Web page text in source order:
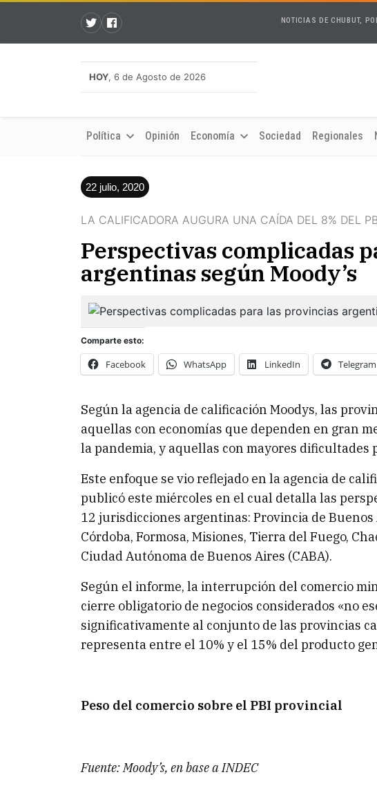
NOTICIAS DE CHUBUT,
HOY, 6 de Agosto de 2026
Política Opinión Economía Sociedad Regionales
22 julio, 2020
LA CALIFICADORA AUGURA UNA CAÍDA DEL 8% DEL
Perspectivas complicadas
argentinas según Moody’s
Comparte esto:
Facebook WhatsApp LinkedIn Telegram
Según la agencia de calificación Moodys, las
aquellas con economías que dependen en gran
la pandemia, y aquellas con mayores dificultades
Este enfoque se vio reflejado en la agencia de
publicó este miércoles en el cual detalla las
12 jurisdicciones argentinas: Provincia de Buenos
Córdoba, Formosa, Misiones, Tierra del Fuego,
Ciudad Autónoma de Buenos Aires (CABA).
Según el informe, la interrupción del comercio
cierre obligatorio de negocios considerados «no
significativamente al conjunto de las provincias
representa entre el 10% y el 15% del producto
Peso del comercio sobre el PBI provincial
Fuente: Moody’s, en base a INDEC